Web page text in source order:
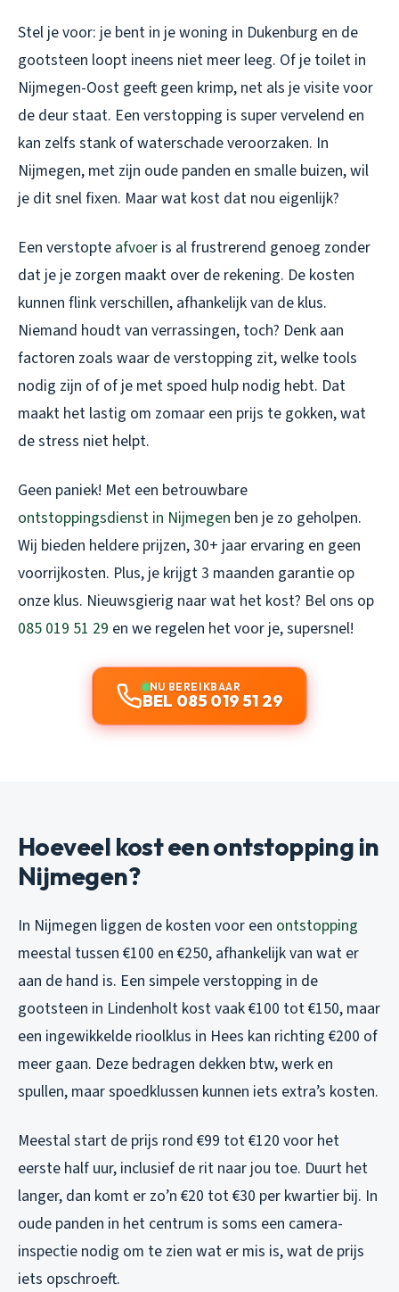
Stel je voor: je bent in je woning in Dukenburg en de
gootsteen loopt ineens niet meer leeg. Of je toilet in
Nijmegen-Oost geeft geen krimp, net als je visite voor
de deur staat. Een verstopping is super vervelend en
kan zelfs stank of waterschade veroorzaken. In
Nijmegen, met zijn oude panden en smalle buizen, wil
je dit snel fixen. Maar wat kost dat nou eigenlijk?
Een verstopte afvoer is al frustrerend genoeg zonder
dat je je zorgen maakt over de rekening. De kosten
kunnen flink verschillen, afhankelijk van de klus.
Niemand houdt van verrassingen, toch? Denk aan
factoren zoals waar de verstopping zit, welke tools
nodig zijn of of je met spoed hulp nodig hebt. Dat
maakt het lastig om zomaar een prijs te gokken, wat
de stress niet helpt.
Geen paniek! Met een betrouwbare
ontstoppingsdienst in Nijmegen ben je zo geholpen.
Wij bieden heldere prijzen, 30+ jaar ervaring en geen
voorrijkosten. Plus, je krijgt 3 maanden garantie op
onze klus. Nieuwsgierig naar wat het kost? Bel ons op
085 019 51 29 en we regelen het voor je, supersnel!
NU BEREIKBAAR
BEL 085 019 51 29
Hoeveel kost een ontstopping in
Nijmegen?
In Nijmegen liggen de kosten voor een ontstopping
meestal tussen €100 en €250, afhankelijk van wat er
aan de hand is. Een simpele verstopping in de
gootsteen in Lindenholt kost vaak €100 tot €150, maar
een ingewikkelde rioolklus in Hees kan richting €200 of
meer gaan. Deze bedragen dekken btw, werk en
spullen, maar spoedklussen kunnen iets extra’s kosten.
Meestal start de prijs rond €99 tot €120 voor het
eerste half uur, inclusief de rit naar jou toe. Duurt het
langer, dan komt er zo’n €20 tot €30 per kwartier bij. In
oude panden in het centrum is soms een camera-
inspectie nodig om te zien wat er mis is, wat de prijs
iets opschroeft.